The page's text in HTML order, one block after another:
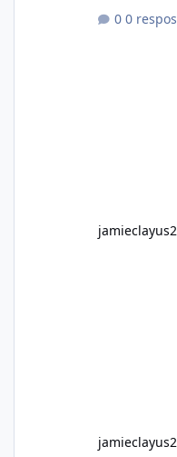
plant-based
0
jamieclayus
jamieclayus